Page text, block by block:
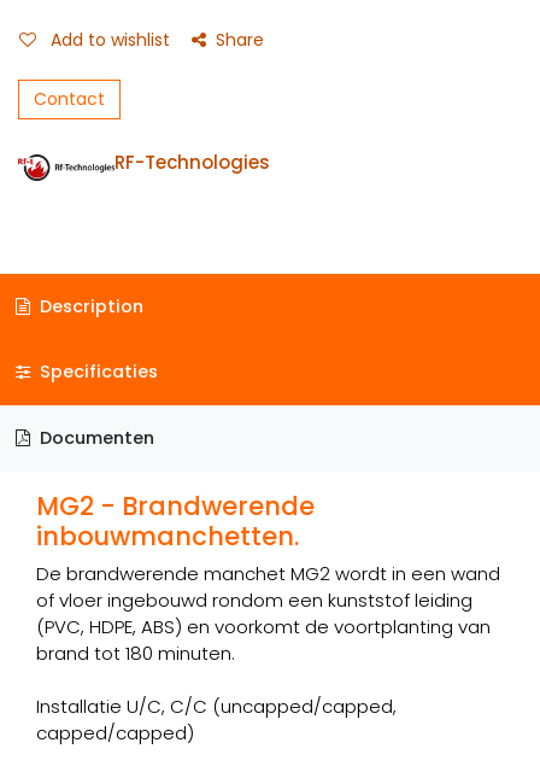
Add to wishlist Share
Contact
RF-Technologies
Description
Specificaties
Documenten
MG2 - Brandwerende
inbouwmanchetten.
De brandwerende manchet MG2 wordt in een wand
of vloer ingebouwd rondom een kunststof leiding
(PVC, HDPE, ABS) en voorkomt de voortplanting van
brand tot 180 minuten.
Installatie U/C, C/C (uncapped/capped,
capped/capped)